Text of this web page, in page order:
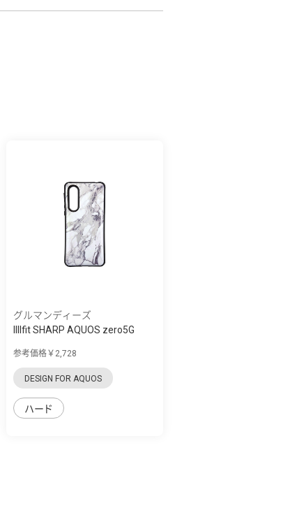
グルマンディーズ
IIIIfit SHARP AQUOS zero5G
参考価格￥2,728
DESIGN FOR AQUOS
ハード